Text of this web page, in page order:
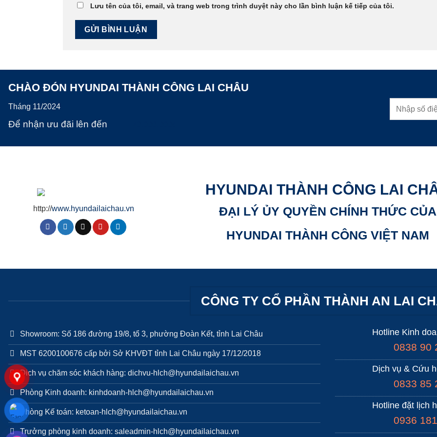
Lưu tên của tôi, email, và trang web trong trình duyệt này cho lần bình luận kế tiếp của tôi.
CHÀO ĐÓN HYUNDAI THÀNH CÔNG LAI CHÂU
Tháng 11/2024
Để nhận ưu đãi lên đến
http://www.hyundailaichau.vn
HYUNDAI THÀNH CÔNG LAI
ĐẠI LÝ ỦY QUYỀN CHÍNH THỨC CỦA
HYUNDAI THÀNH CÔNG VIỆT NAM
CÔNG TY CỔ PHẦN THÀNH AN LAI
Showroom: Số 186 đường 19/8, tổ 3, phường Đoàn Kết, tỉnh Lai Châu
MST 6200100676 cấp bởi Sở KHVĐT tỉnh Lai Châu ngày 17/12/2018
Dich vụ chăm sóc khách hàng: dichvu-hlch@hyundailaichau.vn
Phòng Kinh doanh: kinhdoanh-hlch@hyundailaichau.vn
Phòng Kế toán: ketoan-hlch@hyundailaichau.vn
Trưởng phòng kinh doanh: saleadmin-hlch@hyundailaichau.vn
Hotline Kinh
0838 90
Dịch vụ & Cứu
0833 85
Hotline đặt lịch
0936